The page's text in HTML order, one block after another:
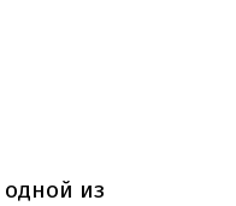
одной из